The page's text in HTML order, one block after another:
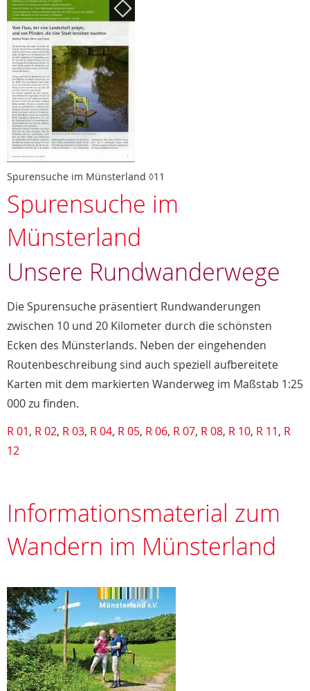
Spurensuche im Münsterland ◊11
Spurensuche im
Münsterland
Unsere Rundwanderwege
Die Spurensuche präsentiert Rundwanderungen
zwischen 10 und 20 Kilometer durch die schönsten
Ecken des Münsterlands. Neben der eingehenden
Routenbeschreibung sind auch speziell aufbereitete
Karten mit dem markierten Wanderweg im Maßstab 1:25
000 zu finden.
R 01, R 02, R 03, R 04, R 05, R 06, R 07, R 08, R 10, R 11, R
12
Informationsmaterial zum
Wandern im Münsterland